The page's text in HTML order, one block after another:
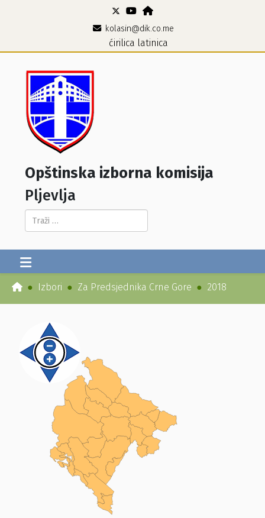
kolasin@dik.co.me
ćirilica latinica
Opštinska izborna komisija
Pljevlja
Pretraga...
Izbori Za Predsjednika Crne Gore 2018